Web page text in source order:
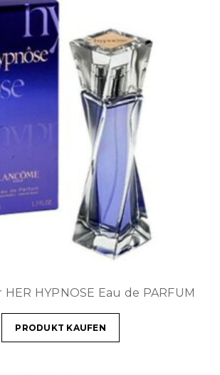
HYPNOSE Eau de PARFUM
PRODUKT KAUFEN